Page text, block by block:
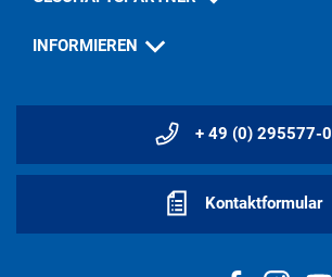
INFORMIEREN
+ 49 (0) 295577-0
Kontaktformular